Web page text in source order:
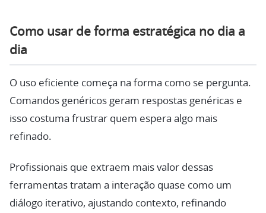
Como usar de forma estratégica no dia a
dia
O uso eficiente começa na forma como se pergunta.
Comandos genéricos geram respostas genéricas e
isso costuma frustrar quem espera algo mais
refinado.
Profissionais que extraem mais valor dessas
ferramentas tratam a interação quase como um
diálogo iterativo, ajustando contexto, refinando